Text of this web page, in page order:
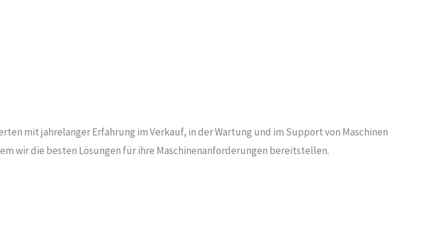
mit jahrelanger Erfahrung im Verkauf, in der Wartung und im Support von Maschinen
wir die besten Lösungen für ihre Maschinenanforderungen bereitstellen.